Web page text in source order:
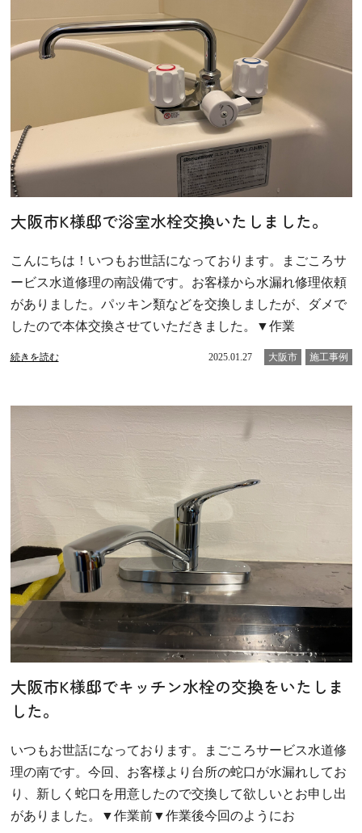
大阪市K様邸で浴室水栓交換いたしました。
こんにちは！いつもお世話になっております。まごころサ
ービス水道修理の南設備です。お客様から水漏れ修理依頼
がありました。パッキン類などを交換しましたが、ダメで
したので本体交換させていただきました。▼作業
続きを読む 2025.01.27 大阪市 施工事例
大阪市K様邸でキッチン水栓の交換をいたしま
した。
いつもお世話になっております。まごころサービス水道修
理の南です。今回、お客様より台所の蛇口が水漏れしてお
り、新しく蛇口を用意したので交換して欲しいとお申し出
がありました。▼作業前▼作業後今回のようにお